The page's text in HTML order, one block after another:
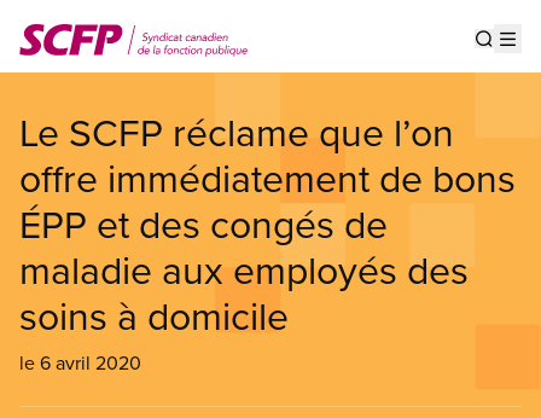
au
contenu
Le SCFP réclame que l’on
offre immédiatement de bons
ÉPP et des congés de
maladie aux employés des
soins à domicile
le 6 avril 2020